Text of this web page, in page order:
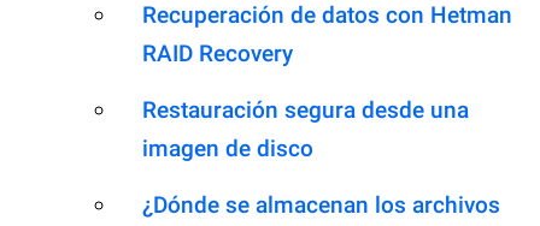
Recuperación de datos con Hetman
RAID Recovery
Restauración segura desde una
imagen de disco
¿Dónde se almacenan los archivos